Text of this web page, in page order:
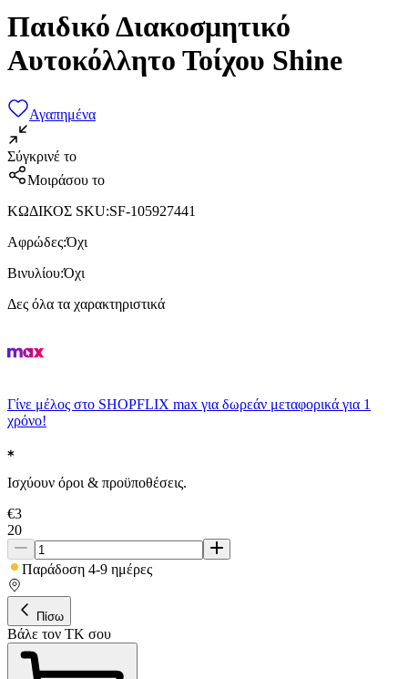
Παιδικό Διακοσμητικό
Αυτοκόλλητο Τοίχου Shine
Αγαπημένα
Σύγκρινέ το
Μοιράσου το
ΚΩΔΙΚΟΣ SKU:SF-105927441
Αφρώδες:Όχι
Βινυλίου:Όχι
Δες όλα τα χαρακτηριστικά
Γίνε μέλος στο SHOPFLIX max για δωρεάν μεταφορικά για 1
χρόνο!
Ισχύουν όροι & προϋποθέσεις.
€3
20
Παράδοση 4-9 ημέρες
Πίσω
Βάλε τον ΤΚ σου